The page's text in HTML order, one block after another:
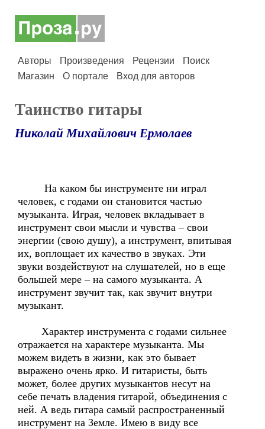
Авторы Произведения Рецензии
Поиск
Магазин
О портале Вход для авторов
Таинство гитары
Николай Михайлович Ермолаев
На каком бы инструменте ни играл
человек, с годами он становится частью
музыканта. Играя, человек вкладывает в
инструмент свои мысли и чувства – свои
энергии (свою душу), а инструмент, впитывая
их, воплощает их качество в звуках. Эти
звуки воздействуют на слушателей, но в еще
большей мере – на самого музыканта. А
инструмент звучит так, как звучит внутри
музыкант.
Характер инструмента с годами сильнее
отражается на характере музыканта. Мы
можем видеть в жизни, как это бывает
выражено очень ярко. И гитаристы, быть
может, более других музыкантов несут на
себе печать владения гитарой, объединения с
ней. А ведь гитара самый распространенный
инструмент на Земле. Имею в виду все